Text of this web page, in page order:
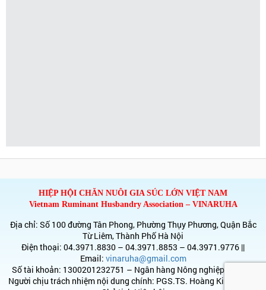
HIỆP HỘI CHĂN NUÔI GIA SÚC LỚN VIỆT NAM
Vietnam Ruminant Husbandry Association – VINARUHA
Địa chỉ: Số 100 đường Tân Phong, Phường Thụy Phương, Quận Bắc
Từ Liêm, Thành Phố Hà Nội
Điện thoại: 04.3971.8830 – 04.3971.8853 – 04.3971.9776 ||
Email: vinaruha@gmail.com
Số tài khoản: 1300201232751 – Ngân hàng Nông nghiệp & PTNT
Người chịu trách nhiệm nội dung chính: PGS.TS. Hoàng Kim Giao –